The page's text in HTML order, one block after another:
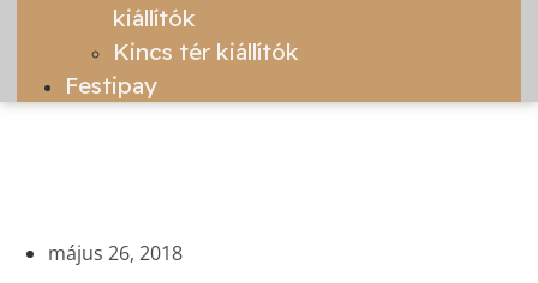
kiállítók
Kincs tér kiállítók
Festipay
május 26, 2018